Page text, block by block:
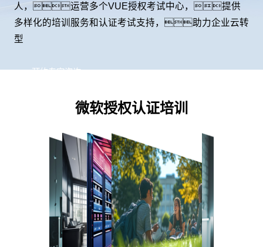
人，运营多个VUE授权考试中心，提供
多样化的培训服务和认证考试支持，助力企业云转
型
预约专家咨询
微软授权认证培训